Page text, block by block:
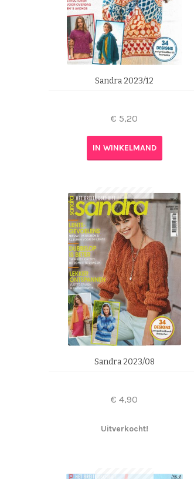
Sandra 2023/12
€ 5,20
IN WINKELMAND
Sandra 2023/08
€ 4,90
Uitverkocht!